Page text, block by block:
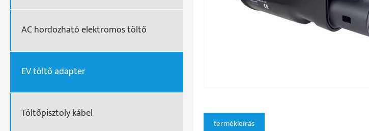
AC hordozható elektromos töltő
EV töltő adapter
Töltőpisztoly kábel
termékleírás